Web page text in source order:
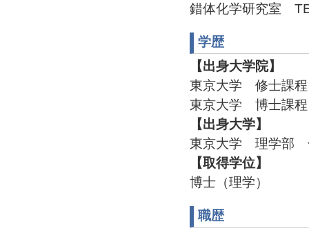
錯体化学研究室
学歴
【出身大学院】
東京大学 修士課
東京大学 博士課
【出身大学】
東京大学 理学部
【取得学位】
博士（理学）
職歴